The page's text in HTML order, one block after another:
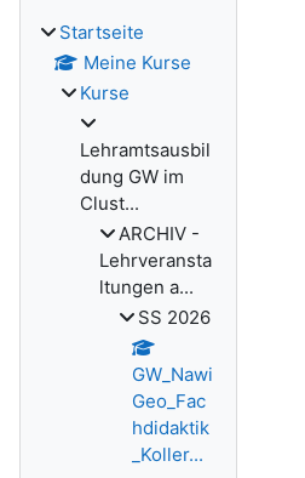
Startseite
Meine Kurse
Kurse
Lehramtsausbil
dung GW im
Clust...
ARCHIV -
Lehrveransta
ltungen a...
SS 2026
GW_Nawi
Geo_Fac
hdidaktik
_Koller...